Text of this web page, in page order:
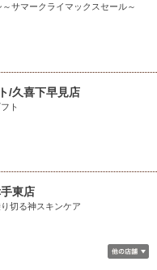
サマークライマックスセール～
/久喜下早見店
ト
東店
切る神スキンケア